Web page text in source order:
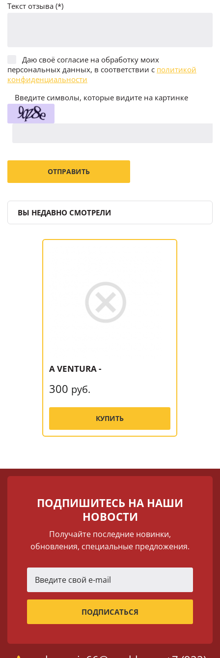
Текст отзыва (*)
Даю своё согласие на обработку моих
персональных данных, в соответствии с политикой
конфиденциальности
Введите символы, которые видите на картинке
ВЫ НЕДАВНО СМОТРЕЛИ
A VENTURA -
300 руб.
КУПИТЬ
ПОДПИШИТЕСЬ НА НАШИ
НОВОСТИ
Получайте последние новинки,
обновления, специальные предложения.